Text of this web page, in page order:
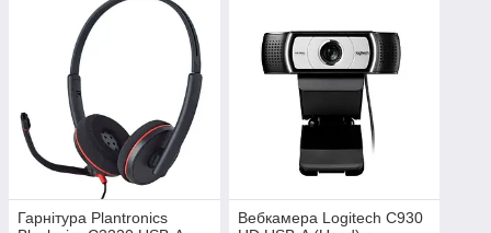
Гарнітура Plantronics
Вебкамера Logitech C930